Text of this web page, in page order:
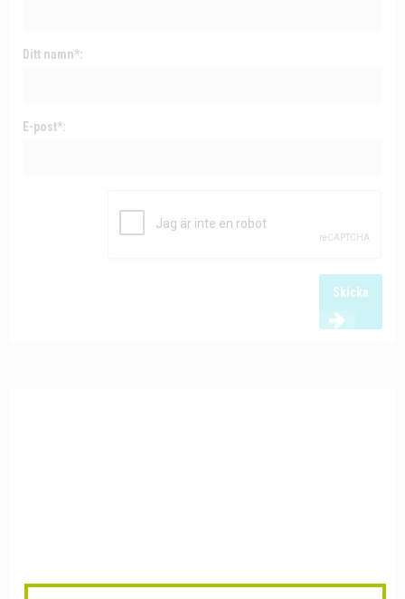
Ditt namn*:
E-post*:
Skicka